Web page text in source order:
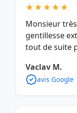
★★★★★
Monsieur
gentillesse
tout de suite
Vaclav M.
avis Google